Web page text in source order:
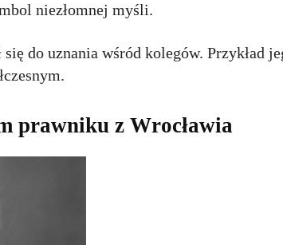
niezłomnej myśli.
się do uznania wśród kolegów. Przykład
prawniku z Wrocławia